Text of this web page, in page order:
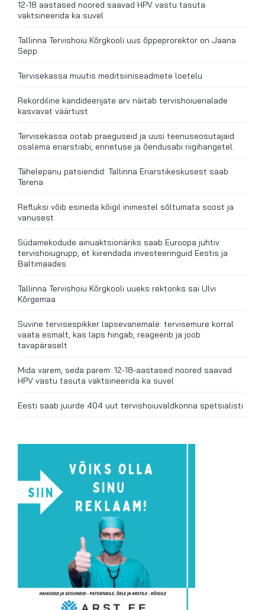
12-18 aastased noored saavad HPV vastu tasuta
vaktsineerida ka suvel
Tallinna Tervishoiu Kõrgkooli uus õppeprorektor on Jaana
Sepp
Tervisekassa muutis meditsiiniseadmete loetelu
Rekordiline kandideerijate arv näitab tervishoiuerialade
kasvavat väärtust
Tervisekassa ootab praeguseid ja uusi teenuseosutajaid
osalema eriarstiabi, ennetuse ja õendusabi riigihangetel.
Tähelepanu patsiendid: Tallinna Eriarstikeskusest saab
Terena
Refluksi võib esineda kõigil inimestel sõltumata soost ja
vanusest
Südamekodude ainuaktsionäriks saab Euroopa juhtiv
tervishoiugrupp, et kiirendada investeeringuid Eestis ja
Baltimaades
Tallinna Tervishoiu Kõrgkooli uueks rektoriks sai Ulvi
Kõrgemaa
Suvine tervisespikker lapsevanemale: tervisemure korral
vaata esmalt, kas laps hingab, reageerib ja joob
tavapäraselt
Mida varem, seda parem: 12-18-aastased noored saavad
HPV vastu tasuta vaktsineerida ka suvel
Eesti saab juurde 404 uut tervishoiuvaldkonna spetsialisti